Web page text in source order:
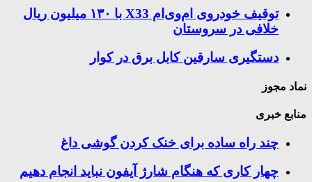
توقیف خودروی ام‌وی‌ام X33 با ۱۳۰ میلیون ریال
خلافی در سروستان
دستگیری سارقین کابل برق در کوار
نماد مجوز
منابع خبری
چند راه‌ ساده برای خنک کردن گوشی داغ
چهار کاری که هنگام شارژ آیفون نباید انجام دهیم